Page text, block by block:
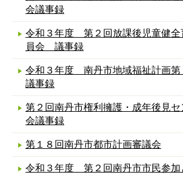
会議事録
令和３年度 第２回放課後児童健全
員会 議事録
令和３年度 南丹市地域福祉計画第
議事録
第２回南丹市権利擁護・成年後見セ
会議事録
第１８回南丹市都市計画審議会
令和３年度 第２回南丹市市民参加